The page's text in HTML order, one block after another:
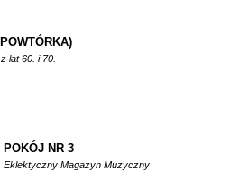
lat 60. i 70.
POKÓJ NR 3
Eklektyczny Magazyn Muzyczny